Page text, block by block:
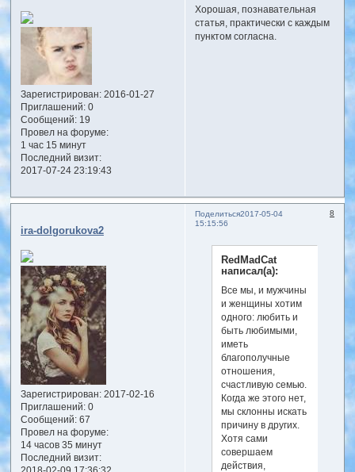
Зарегистрирован: 2016-01-27
Приглашений:0
Сообщений:19
Провел на форуме:
1 час 15 минут
Последний визит:
2017-07-24 23:19:43
Хорошая, познавательная
статья, практически с каждым
пунктом согласна.
Поделиться 8
2017-05-04
15:15:56
ira-dolgorukova2
Зарегистрирован: 2017-02-16
Приглашений:0
Сообщений:67
Провел на форуме:
14 часов 35 минут
Последний визит:
2018-02-09 17:36:32
RedMadCat
написал(а):
Все мы, и мужчины
и женщины хотим
одного: любить и
быть любимыми,
иметь
благополучные
отношения,
счастливую семью.
Когда же этого нет,
мы склонны искать
причину в других.
Хотя сами
совершаем
действия,